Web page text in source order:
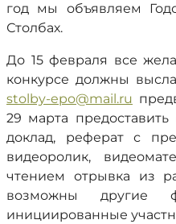
год мы объявляем
Столбах.
До 15 февраля все
конкурсе должны
stolby-epo@mail.ru
29 марта предоставить
доклад, реферат с
видеоролик,
чтением отрывка из
возможны другие
инициированные